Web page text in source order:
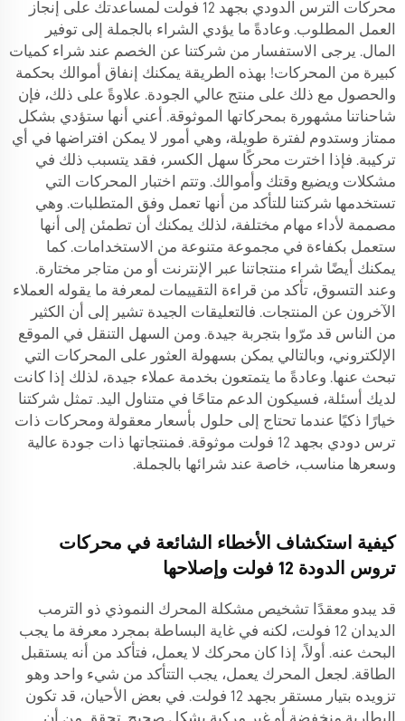
محركات الترس الدودي بجهد 12 فولت لمساعدتك على إنجاز
العمل المطلوب. وعادةً ما يؤدي الشراء بالجملة إلى توفير
المال. يرجى الاستفسار من شركتنا عن الخصم عند شراء كميات
كبيرة من المحركات! بهذه الطريقة يمكنك إنفاق أموالك بحكمة
والحصول مع ذلك على منتج عالي الجودة. علاوةً على ذلك، فإن
شاحناتنا مشهورة بمحركاتها الموثوقة. أعني أنها ستؤدي بشكل
ممتاز وستدوم لفترة طويلة، وهي أمور لا يمكن افتراضها في أي
تركيبة. فإذا اخترت محركًا سهل الكسر، فقد يتسبب ذلك في
مشكلات ويضيع وقتك وأموالك. وتتم اختبار المحركات التي
تستخدمها شركتنا للتأكد من أنها تعمل وفق المتطلبات. وهي
مصممة لأداء مهام مختلفة، لذلك يمكنك أن تطمئن إلى أنها
ستعمل بكفاءة في مجموعة متنوعة من الاستخدامات. كما
يمكنك أيضًا شراء منتجاتنا عبر الإنترنت أو من متاجر مختارة.
وعند التسوق، تأكد من قراءة التقييمات لمعرفة ما يقوله العملاء
الآخرون عن المنتجات. فالتعليقات الجيدة تشير إلى أن الكثير
من الناس قد مرّوا بتجربة جيدة. ومن السهل التنقل في الموقع
الإلكتروني، وبالتالي يمكن بسهولة العثور على المحركات التي
تبحث عنها. وعادةً ما يتمتعون بخدمة عملاء جيدة، لذلك إذا كانت
لديك أسئلة، فسيكون الدعم متاحًا في متناول اليد. تمثل شركتنا
خيارًا ذكيًا عندما تحتاج إلى حلول بأسعار معقولة ومحركات ذات
ترس دودي بجهد 12 فولت موثوقة. فمنتجاتها ذات جودة عالية
وسعرها مناسب، خاصة عند شرائها بالجملة.
كيفية استكشاف الأخطاء الشائعة في محركات
تروس الدودة 12 فولت وإصلاحها
قد يبدو معقدًا تشخيص مشكلة المحرك النموذي ذو الترمب
الديدان 12 فولت، لكنه في غاية البساطة بمجرد معرفة ما يجب
البحث عنه. أولاً، إذا كان محركك لا يعمل، فتأكد من أنه يستقبل
الطاقة. لجعل المحرك يعمل، يجب التتأكد من شيء واحد وهو
تزويده بتيار مستقر بجهد 12 فولت. في بعض الأحيان، قد تكون
البطارية منخفضة أو غير مركبة بشكل صحيح. تحقق من أن